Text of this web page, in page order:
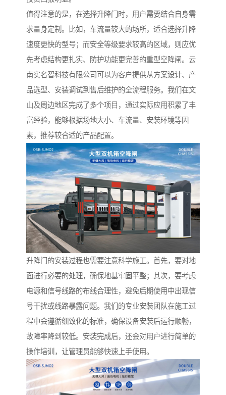
值得注意的是，在选择升降门时，用户需要结合自身需
求量身定制。比如，车流量较大的场所，适合选择升降
速度更快的型号；而安全等级要求较高的区域，则应优
先考虑结构更扎实、防护功能更完善的重型空降闸。云
南实名智科技有限公司可以为客户提供从方案设计、产
品选型、安装调试到售后维护的全流程服务。我们在文
山及周边地区完成了多个项目，通过实际应用积累了丰
富经验，能够根据场地大小、车流量、安装环境等因
素，推荐较合适的产品配置。
升降门的安装过程也需要注意科学施工。首先，要对地
面进行必要的处理，确保地基牢固平整；其次，要考虑
电源和信号线路的布线合理性，避免后期使用中出现信
号干扰或线路暴露问题。我们的专业安装团队在施工过
程中会遵循细致化的标准，确保设备安装后运行顺畅，
故障率降到较低。安装完成后，还会对用户进行简单的
操作培训，让管理员能够快速上手使用。